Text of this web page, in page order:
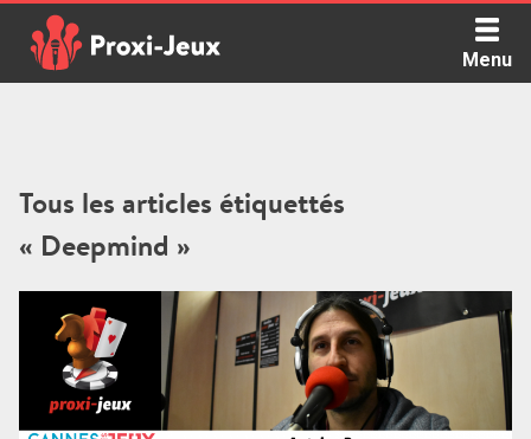
content
Menu
Tous les articles étiquettés
« Deepmind »